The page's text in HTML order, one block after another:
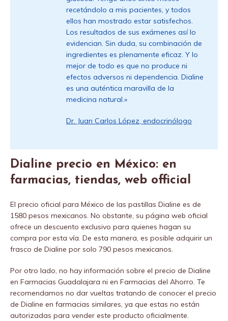
recetándolo a mis pacientes, y todos
ellos han mostrado estar satisfechos.
Los resultados de sus exámenes así lo
evidencian. Sin duda, su combinación de
ingredientes es plenamente eficaz. Y lo
mejor de todo es que no produce ni
efectos adversos ni dependencia. Dialine
es una auténtica maravilla de la
medicina natural.»
Dr. Juan Carlos López, endocrinólogo
Dialine precio en México: en
farmacias, tiendas, web official
El precio oficial para México de las pastillas Dialine es de
1580 pesos mexicanos. No obstante, su página web oficial
ofrece un descuento exclusivo para quienes hagan su
compra por esta vía. De esta manera, es posible adquirir un
frasco de Dialine por solo 790 pesos mexicanos.
Por otro lado, no hay información sobre el precio de Dialine
en Farmacias Guadalajara ni en Farmacias del Ahorro. Te
recomendamos no dar vueltas tratando de conocer el precio
de Dialine en farmacias similares, ya que estas no están
autorizadas para vender este producto oficialmente.